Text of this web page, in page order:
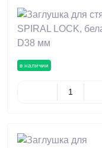
в наличии